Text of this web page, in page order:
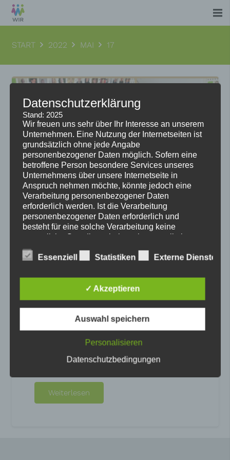
START 2022 MAI 17
Die Rezeptsammlung
Im WITA werden immer wieder gemeinsame
beschäftigt sich über eine längere Zeit mit
Weiterlesen
Datenschutzerklärung
Stand: 2025
Wir freuen uns sehr über Ihr Interesse an unserem
Unternehmen. Eine Nutzung der Internetseiten ist
grundsätzlich ohne jede Angabe
personenbezogener Daten möglich. Sofern eine
betroffene Person besondere Services unseres
Unternehmens über unsere Internetseite in
Anspruch nehmen möchte, könnte jedoch eine
Verarbeitung personenbezogener Daten
erforderlich werden. Ist die Verarbeitung
personenbezogener Daten erforderlich und
besteht für eine solche Verarbeitung keine
gesetzliche Grundlage, holen wir generell eine
Einwilligung der betroffenen Person ein.
akzeptieren möchten.
Allgemeine Cookies
Die nachfolgenden Cookies zählen zu den technisch
notwendigen Cookies.
Cookies von WordPress
Essenziell Statistiken Externe Dienste
✓ Akzeptieren
Auswahl speichern
Personalisieren
Datenschutzbedingungen